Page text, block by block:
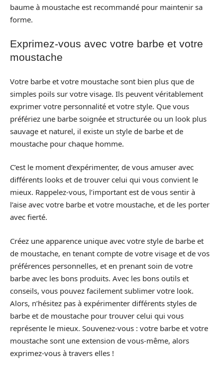
baume à moustache est recommandé pour maintenir sa
forme.
Exprimez-vous avec votre barbe et votre
moustache
Votre barbe et votre moustache sont bien plus que de
simples poils sur votre visage. Ils peuvent véritablement
exprimer votre personnalité et votre style. Que vous
préfériez une barbe soignée et structurée ou un look plus
sauvage et naturel, il existe un style de barbe et de
moustache pour chaque homme.
C’est le moment d’expérimenter, de vous amuser avec
différents looks et de trouver celui qui vous convient le
mieux. Rappelez-vous, l’important est de vous sentir à
l’aise avec votre barbe et votre moustache, et de les porter
avec fierté.
Créez une apparence unique avec votre style de barbe et
de moustache, en tenant compte de votre visage et de vos
préférences personnelles, et en prenant soin de votre
barbe avec les bons produits. Avec les bons outils et
conseils, vous pouvez facilement sublimer votre look.
Alors, n’hésitez pas à expérimenter différents styles de
barbe et de moustache pour trouver celui qui vous
représente le mieux. Souvenez-vous : votre barbe et votre
moustache sont une extension de vous-même, alors
exprimez-vous à travers elles !